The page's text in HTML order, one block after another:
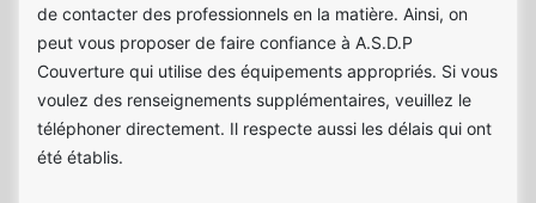
de contacter des professionnels en la matière. Ainsi, on
peut vous proposer de faire confiance à A.S.D.P
Couverture qui utilise des équipements appropriés. Si vous
voulez des renseignements supplémentaires, veuillez le
téléphoner directement. Il respecte aussi les délais qui ont
été établis.